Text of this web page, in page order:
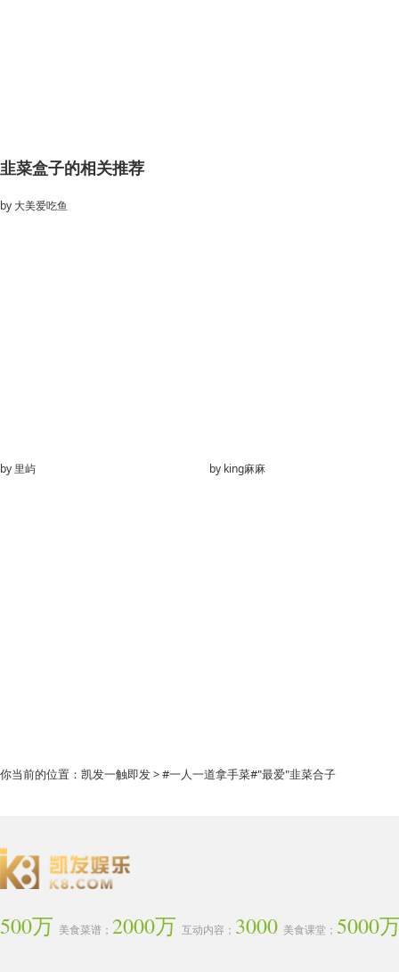
韭菜盒子的相关推荐
by 大美爱吃鱼
by 里屿 by king麻麻
你当前的位置： 凯发一触即发> #一人一道拿手菜#"最爱"韭菜合子
500万 美食菜谱； 2000万 互动内容； 3000 美食课堂； 5000